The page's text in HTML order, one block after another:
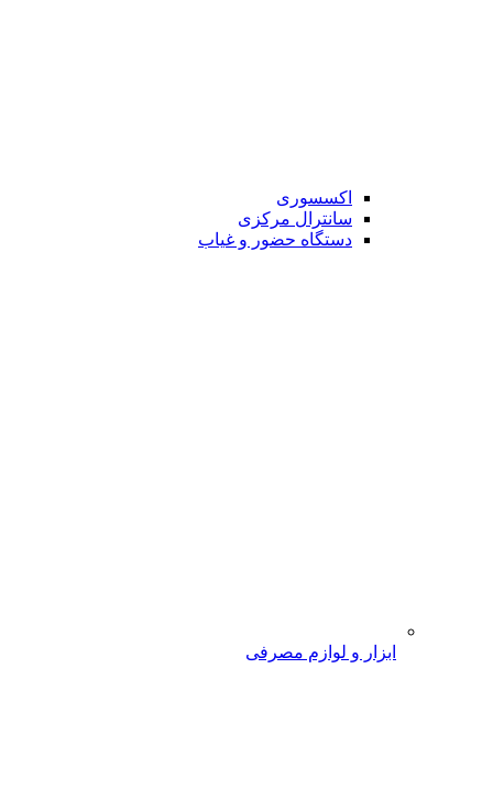
اکسسوری
سانترال مرکزی
دستگاه حضور و غیاب
ابزار و لوازم مصرفی